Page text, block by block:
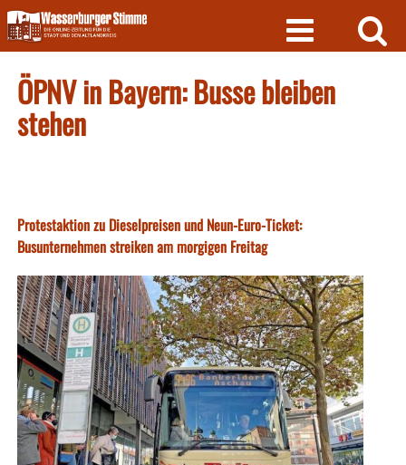
Skip
to
content
ÖPNV in Bayern: Busse bleiben
stehen
Protestaktion zu Dieselpreisen und Neun-Euro-Ticket:
Busunternehmen streiken am morgigen Freitag